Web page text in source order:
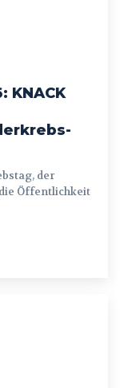
KNACK
Öffentlichkeit